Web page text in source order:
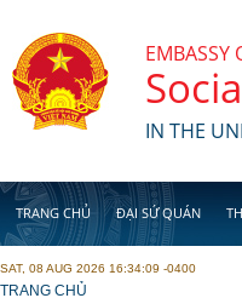
EMBASSY
IN THE
TRANG CHỦ ĐẠI SỨ QUÁN
SAT, 08 AUG 2026 16:34:09 -0400
YOU ARE HERE
TRANG CHỦ